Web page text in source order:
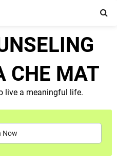
CHE MAT
live a meaningful life.
Now